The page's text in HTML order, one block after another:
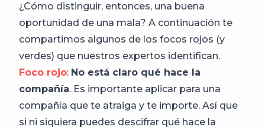
¿Cómo distinguir, entonces, una buena
oportunidad de una mala? A continuación te
compartimos algunos de los focos rojos (y
verdes) que nuestros expertos identifican.
Foco rojo: No está claro qué hace la
compañía. Es importante aplicar para una
compañía que te atraiga y te importe. Así que
si ni siquiera puedes descifrar qué hace la